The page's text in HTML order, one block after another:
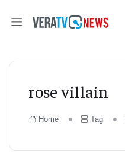
rose villain
Home Tag